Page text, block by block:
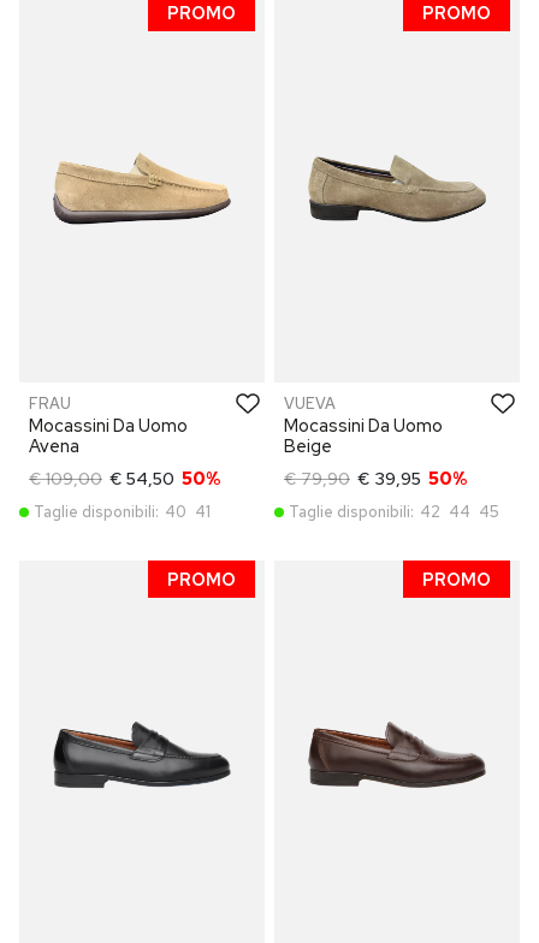
PROMO
FRAU
Mocassini Da Uomo
Avena
€ 109,00 € 54,50 50%
Taglie disponibili: 40 41
PROMO
VUEVA
Mocassini Da Uomo
Beige
€ 79,90 € 39,95 50%
Taglie disponibili: 42 44 45
PROMO PROMO